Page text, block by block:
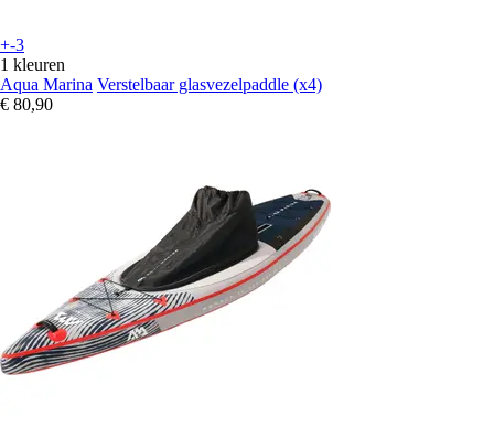
+-3
1 kleuren
Aqua Marina Verstelbaar glasvezelpaddle (x4)
€ 80,90